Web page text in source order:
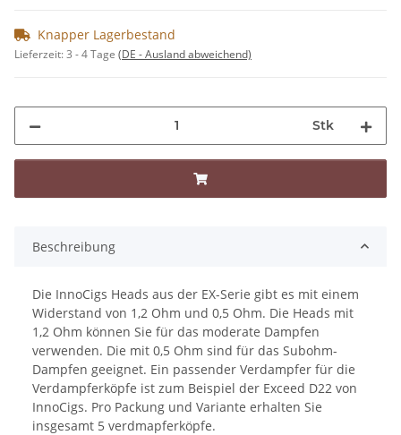
Knapper Lagerbestand
Lieferzeit:3 - 4 Tage (DE - Ausland abweichend)
Stk
Beschreibung
Die InnoCigs Heads aus der EX-Serie gibt es mit einem
Widerstand von 1,2 Ohm und 0,5 Ohm. Die Heads mit
1,2 Ohm können Sie für das moderate Dampfen
verwenden. Die mit 0,5 Ohm sind für das Subohm-
Dampfen geeignet. Ein passender Verdampfer für die
Verdampferköpfe ist zum Beispiel der Exceed D22 von
InnoCigs. Pro Packung und Variante erhalten Sie
insgesamt 5 verdmapferköpfe.